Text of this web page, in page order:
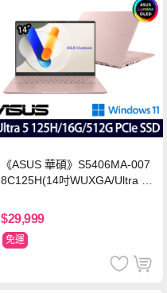
《ASUS 華碩》S5406MA-007
8C125H(14吋WUXGA/Ultra 5
n11/二年保)
$29,999
免運